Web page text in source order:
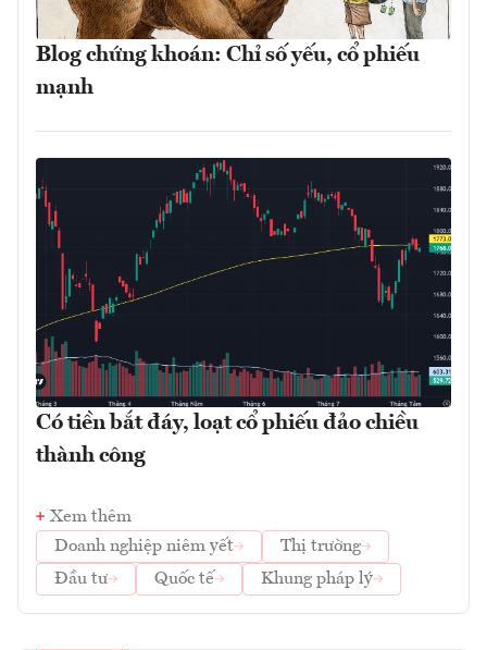
Blog chứng khoán: Chỉ số yếu, cổ phiếu
mạnh
Có tiền bắt đáy, loạt cổ phiếu đảo chiều
thành công
Xem thêm
Doanh nghiệp niêm yết
Thị trường
Đầu tư
Quốc tế Khung pháp lý